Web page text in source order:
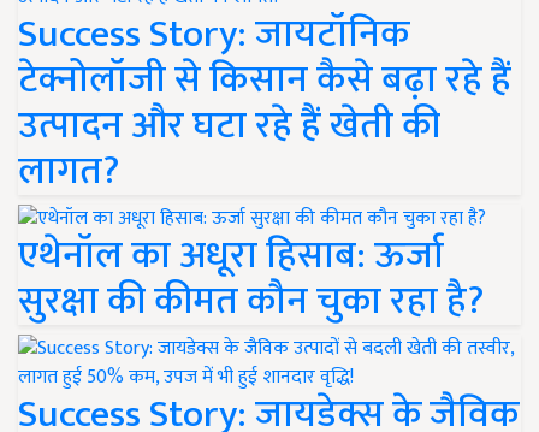
Success Story: जायटॉनिक
टेक्नोलॉजी से किसान कैसे बढ़ा रहे हैं
उत्पादन और घटा रहे हैं खेती की
लागत?
एथेनॉल का अधूरा हिसाब: ऊर्जा
सुरक्षा की कीमत कौन चुका रहा है?
Success Story: जायडेक्स के जैविक